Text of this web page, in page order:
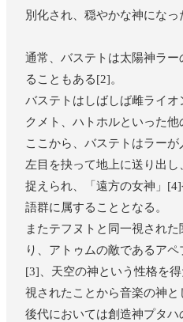
別化され、穏やかな神になっ
通常、バステトは太陽神ラ
ることもある[2]。
バステトはしばしば雌ライ
クメト、ハトホルといった他
ここから、バステトはラー
左目を抉って地上に送り出
捉えられ、「遠方の女神」
語群に属することとなる。
またテフヌトと同一視され
り、アトゥムの敵であるア
[3]、天空の神という性格を
視されたことから音楽の神と
後代においては創造神プタ